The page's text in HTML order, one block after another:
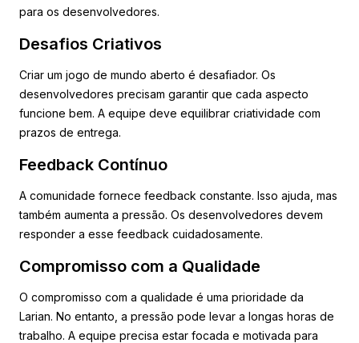
para os desenvolvedores.
Desafios Criativos
Criar um jogo de mundo aberto é desafiador. Os
desenvolvedores precisam garantir que cada aspecto
funcione bem. A equipe deve equilibrar criatividade com
prazos de entrega.
Feedback Contínuo
A comunidade fornece feedback constante. Isso ajuda, mas
também aumenta a pressão. Os desenvolvedores devem
responder a esse feedback cuidadosamente.
Compromisso com a Qualidade
O compromisso com a qualidade é uma prioridade da
Larian. No entanto, a pressão pode levar a longas horas de
trabalho. A equipe precisa estar focada e motivada para